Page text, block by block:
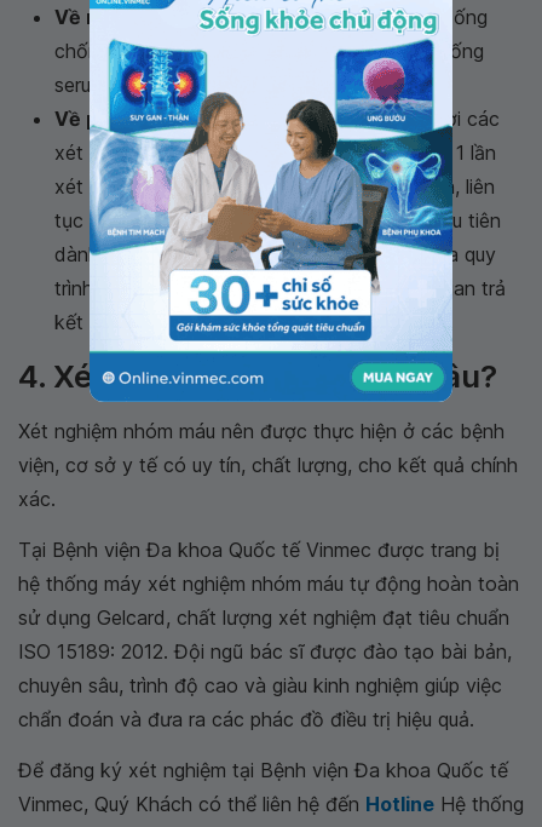
Về mẫu làm xét nghiệm: Số lượng mẫu ít (1 ống
chống đông EDTA, thay vì 1 ống EDTA và 1 ống
serum).
Về phân tích mẫu: thực hiện được đồng thời các
xét nghiệm khác nhau trên cùng 1 mẫu trong 1 lần
xét nghiệm, có khả năng truy cập ngẫu nhiên, liên
tục theo từng đợt hoặc từng mẫu, có vị trí ưu tiên
dành cho xét nghiệm cấp cứu giúp tối ưu hóa quy
trình thực hiện xét nghiệm và rút ngắn thời gian trả
kết quả.
4. Xét nghiệm nhóm máu ở đâu?
Xét nghiệm nhóm máu nên được thực hiện ở các bệnh
viện, cơ sở y tế có uy tín, chất lượng, cho kết quả chính
xác.
Tại Bệnh viện Đa khoa Quốc tế Vinmec được trang bị
hệ thống máy xét nghiệm nhóm máu tự động hoàn toàn
sử dụng Gelcard, chất lượng xét nghiệm đạt tiêu chuẩn
ISO 15189: 2012. Đội ngũ bác sĩ được đào tạo bài bản,
chuyên sâu, trình độ cao và giàu kinh nghiệm giúp việc
chẩn đoán và đưa ra các phác đồ điều trị hiệu quả.
Để đăng ký xét nghiệm tại Bệnh viện Đa khoa Quốc tế
Vinmec, Quý Khách có thể liên hệ đến Hotline Hệ